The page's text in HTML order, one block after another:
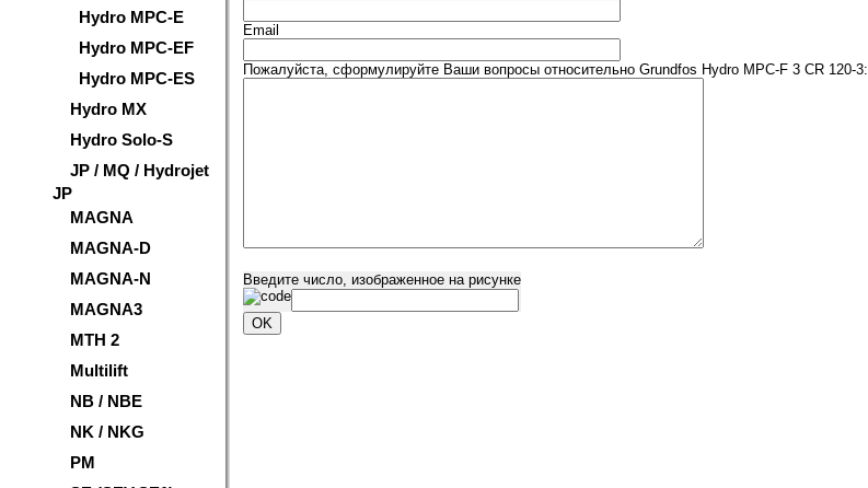
Hydro MPC-E
Hydro MPC-EF
Hydro MPC-ES
Hydro MX
Hydro Solo-S
JP / MQ / Hydrojet
JP
MAGNA
MAGNA-D
MAGNA-N
MAGNA3
MTH 2
Multilift
NB / NBE
NK / NKG
PM
Email
Пожалуйста, сформулируйте Ваши вопросы относительно Grundfos Hydro MPC-F 3 CR 120-3:
Введите число, изображенное на рисунке